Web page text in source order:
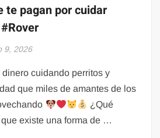
te pagan por cuidar
#Rover
9, 2026
cuidando perritos y
que miles de amantes de los
¿Qué
existe una forma de …